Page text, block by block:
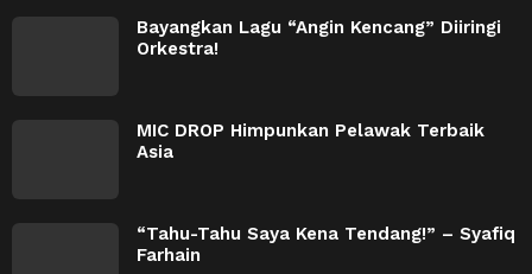
Bayangkan Lagu “Angin Kencang” Diiringi
Orkestra!
MIC DROP Himpunkan Pelawak Terbaik
Asia
“Tahu-Tahu Saya Kena Tendang!” – Syafiq
Farhain